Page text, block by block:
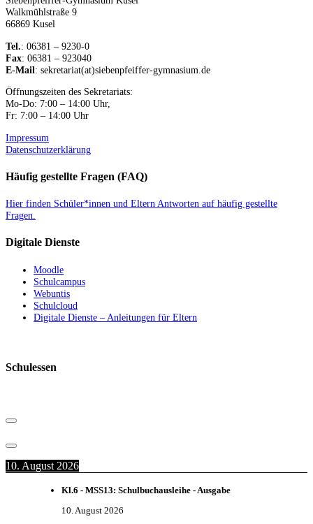
Walkmühlstraße 9
66869 Kusel
Tel.: 06381 – 9230-0
Fax: 06381 – 923040
E-Mail: sekretariat(at)siebenpfeiffer-gymnasium.de
Öffnungszeiten des Sekretariats:
Mo-Do: 7:00 – 14:00 Uhr,
Fr: 7:00 – 14:00 Uhr
Impressum
Datenschutzerklärung
Häufig gestellte Fragen (FAQ)
Hier finden Schüler*innen und Eltern Antworten auf häufig gestellte
Fragen.
Digitale Dienste
Moodle
Schulcampus
Webuntis
Schulcloud
Digitale Dienste – Anleitungen für Eltern
Schulessen
10. August 2026
Kl.6 - MSS13: Schulbuchausleihe - Ausgabe
10. August 2026